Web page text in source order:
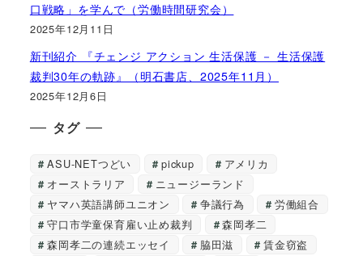
口戦略」を学んで（労働時間研究会）
2025年12月11日
新刊紹介 『チェンジ アクション 生活保護 － 生活保護
裁判30年の軌跡』（明石書店、2025年11月）
2025年12月6日
タグ
ASU-NETつどい pickup
アメリカ
オーストラリア
ニュージーランド
ヤマハ英語講師ユニオン
争議行為
労働組合
守口市学童保育雇い止め裁判
森岡孝二
森岡孝二の連続エッセイ
脇田滋
賃金窃盗